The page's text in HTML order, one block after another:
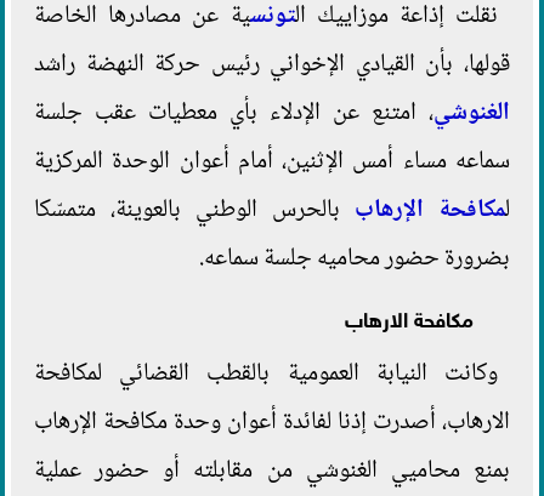
نقلت إذاعة موزاييك التونسية عن مصادرها الخاصة
قولها، بأن القيادي الإخواني رئيس حركة النهضة راشد
الغنوشي، امتنع عن الإدلاء بأي معطيات عقب جلسة
سماعه مساء أمس الإثنين، أمام أعوان الوحدة المركزية
لمكافحة الإرهاب بالحرس الوطني بالعوينة، متمسّكا
بضرورة حضور محاميه جلسة سماعه.
مكافحة الارهاب
وكانت النيابة العمومية بالقطب القضائي لمكافحة
الارهاب، أصدرت إذنا لفائدة أعوان وحدة مكافحة الإرهاب
بمنع محاميي الغنوشي من مقابلته أو حضور عملية